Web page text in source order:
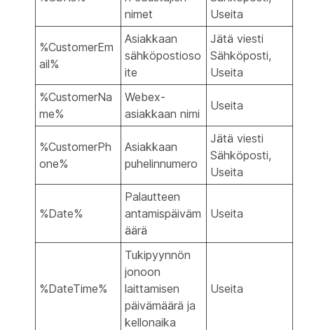
nimet
Useita
%CustomerEm
ail%
Asiakkaan
sähköpostioso
ite
Jätä viesti
Sähköposti,
Useita
%CustomerNa
me%
Webex-
asiakkaan nimi
Useita
%CustomerPh
one%
Asiakkaan
puhelinnumero
Jätä viesti
Sähköposti,
Useita
%Date%
Palautteen
antamispäiväm
äärä
Useita
%DateTime%
Tukipyynnön
jonoon
laittamisen
päivämäärä ja
kellonaika
Useita